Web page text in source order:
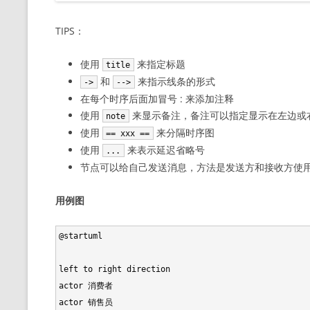
TIPS：
使用 title 来指定标题
-> 和 -->
来指示线条的形式
在每个时序后面加冒号 : 来添加注释
使用
note
来显示备注，备注可以指定显示在左边或
使用
== xxx ==
来分隔时序图
使用
...
来表示延迟省略号
节点可以给自己发送消息，方法是发送方和接收方使
用例图
@startuml
left to right direction
actor 消费者
actor 销售员